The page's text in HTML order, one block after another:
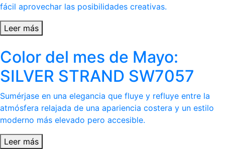
fácil aprovechar las posibilidades creativas.
Leer más
Color del mes de Mayo:
SILVER STRAND SW7057
Sumérjase en una elegancia que fluye y refluye entre la
atmósfera relajada de una apariencia costera y un estilo
moderno más elevado pero accesible.
Leer más